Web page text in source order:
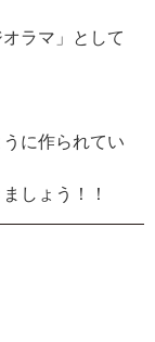
ラマ」として
に作られてい
しょう！！